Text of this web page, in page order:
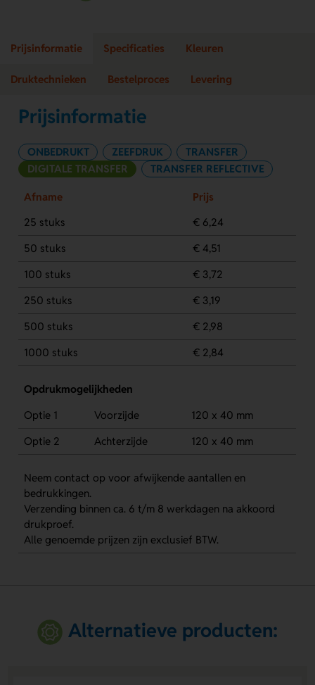
Prijsinformatie Specificaties Kleuren
Druktechnieken Bestelproces Levering
Prijsinformatie
ONBEDRUKT ZEEFDRUK
TRANSFER
DIGITALE TRANSFER
TRANSFER REFLECTIVE
Afname
Prijs
25 stuks
€ 6,24
50 stuks
€ 4,51
100 stuks
€ 3,72
250 stuks
€ 3,19
500 stuks
€ 2,98
1000 stuks
€ 2,84
Opdrukmogelijkheden
Optie 1
Voorzijde
120 x 40 mm
Optie 2
Achterzijde 120 x 40 mm
Neem contact op voor afwijkende aantallen en
bedrukkingen.
Verzending binnen ca. 6 t/m 8 werkdagen na akkoord
drukproef.
Alle genoemde prijzen zijn exclusief BTW.
Alternatieve producten: